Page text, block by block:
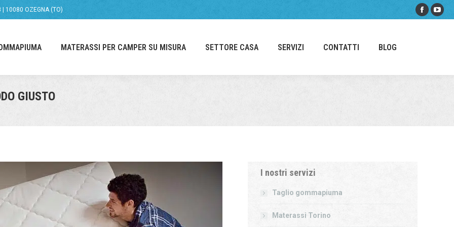
| 10080 OZEGNA (TO)
MATERASSI PER CAMPER SU MISURA SETTORE CASA SERVIZI CONTATTI BLOG
GIUSTO
I nostri servizi
Taglio gommapiuma
Materassi Torino